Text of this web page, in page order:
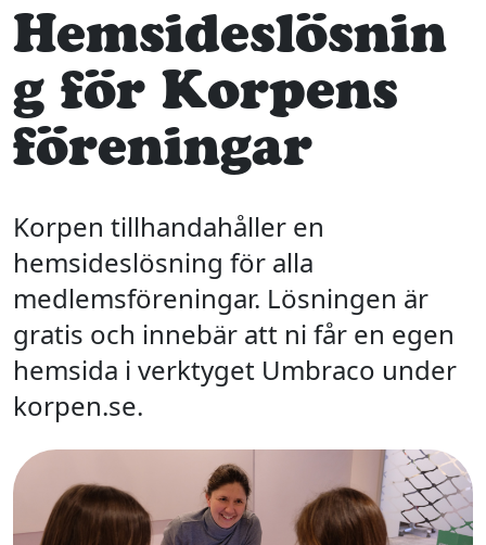
Hemsideslösnin
g för Korpens
föreningar
Korpen tillhandahåller en
hemsideslösning för alla
medlemsföreningar. Lösningen är
gratis och innebär att ni får en egen
hemsida i verktyget Umbraco under
korpen.se.